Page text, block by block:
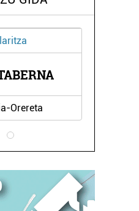
Garraioak
Orereta